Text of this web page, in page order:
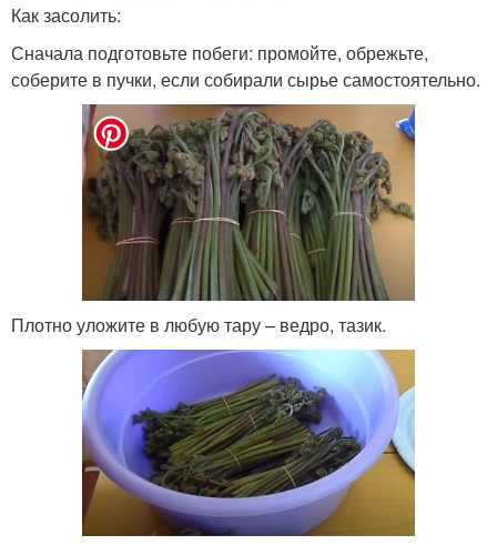
Как засолить:
Сначала подготовьте побеги: промойте, обрежьте,
соберите в пучки, если собирали сырье самостоятельно.
Плотно уложите в любую тару – ведро, тазик.